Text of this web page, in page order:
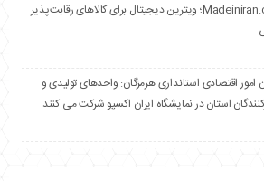
Madeiniran.com؛ ویترین دیجیتال برای کالاهای رقابت‌پذیر
امور اقتصادی استانداری هرمزگان: واحدهای تولیدی و
استان در نمایشگاه ایران اکسپو شرکت می کنند